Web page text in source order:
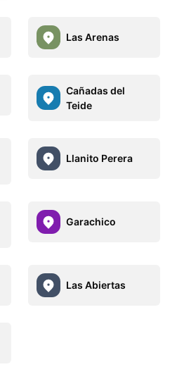
Las Arenas
Cañadas del
Teide
Llanito Perera
Garachico
Las Abiertas